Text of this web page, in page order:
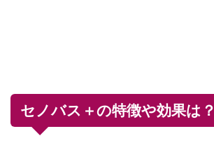
セノバス＋の特徴や効果は？